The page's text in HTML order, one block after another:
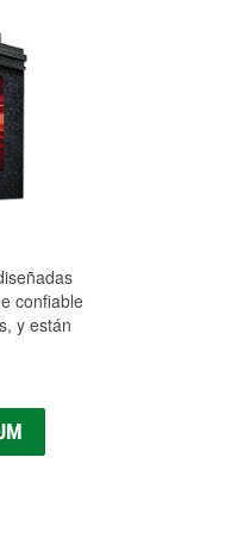
confiable
y están